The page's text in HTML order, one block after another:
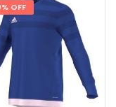
OFF